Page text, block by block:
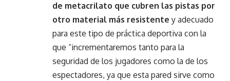
de metacrilato que cubren las pistas por
otro material más resistente y adecuado
para este tipo de práctica deportiva con la
que “incrementaremos tanto para la
seguridad de los jugadores como la de los
espectadores, ya que esta pared sirve como